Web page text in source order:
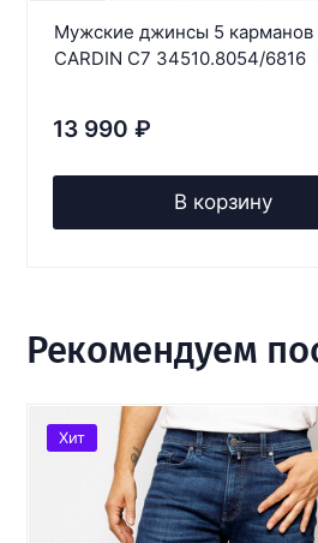
Мужские джинсы 5 карманов
CARDIN C7 34510.8054/6816
13 990 ₽
В корзину
Рекомендуем
Хит